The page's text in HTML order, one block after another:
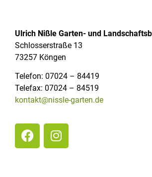
Ulrich Nißle Garten- und
Schlosserstraße 13
73257 Köngen
Telefon: 07024 – 84419
Telefax: 07024 – 84519
kontakt@nissle-garten.de